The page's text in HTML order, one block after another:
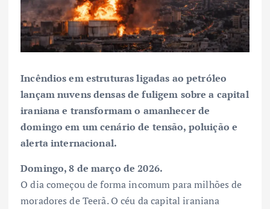
Incêndios em estruturas ligadas ao petróleo
lançam nuvens densas de fuligem sobre a capital
iraniana e transformam o amanhecer de
domingo em um cenário de tensão, poluição e
alerta internacional.
Domingo, 8 de março de 2026.
O dia começou de forma incomum para milhões de
moradores de Teerã. O céu da capital iraniana